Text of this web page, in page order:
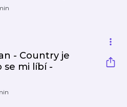
- Country je
se mi líbí -